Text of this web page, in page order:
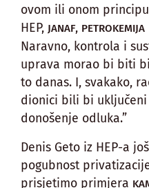
ovom ili onom
HEP, JANAF, PETROKEMIJA
Naravno, kontrola i
uprava morao bi biti
to danas. I, svakako,
dionici bili bi
donošenje odluka.”
Denis Geto iz HEP-a
pogubnost
prisjetimo primjera